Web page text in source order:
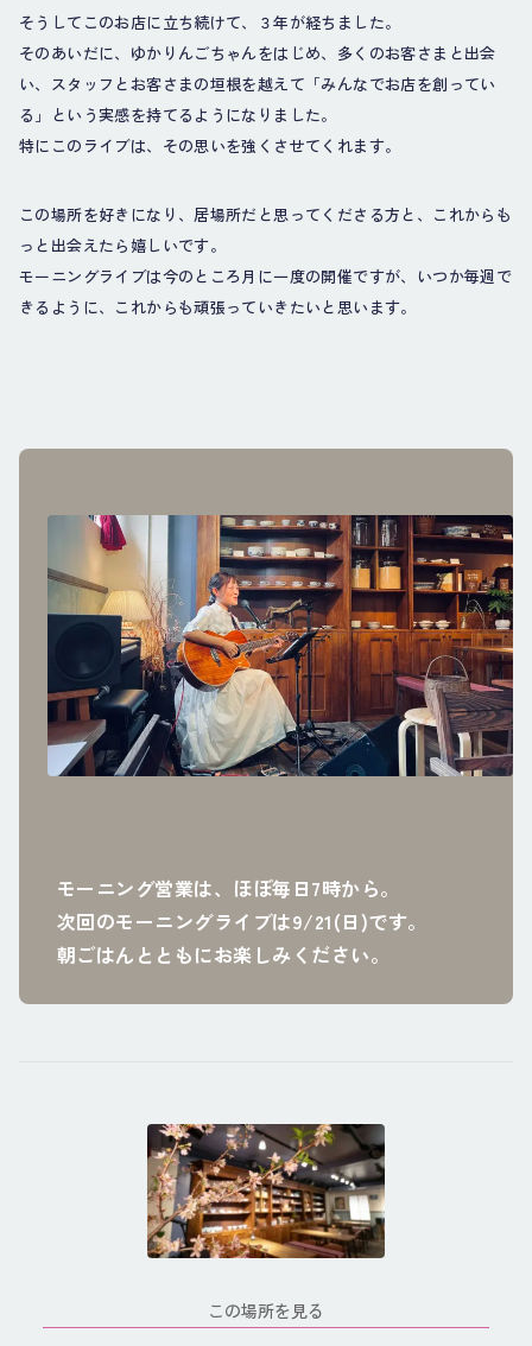
そうしてこのお店に立ち続けて、３年が経ちました。
そのあいだに、ゆかりんごちゃんをはじめ、多くのお客さまと出会
い、スタッフとお客さまの垣根を越えて「みんなでお店を創ってい
る」という実感を持てるようになりました。
特にこのライブは、その思いを強くさせてくれます。
この場所を好きになり、居場所だと思ってくださる方と、これからも
っと出会えたら嬉しいです。
モーニングライブは今のところ月に一度の開催ですが、いつか毎週で
きるように、これからも頑張っていきたいと思います。
モーニング営業は、ほぼ毎日7時から。
次回のモーニングライブは9/21(日)です。
朝ごはんとともにお楽しみください。
この場所を見る